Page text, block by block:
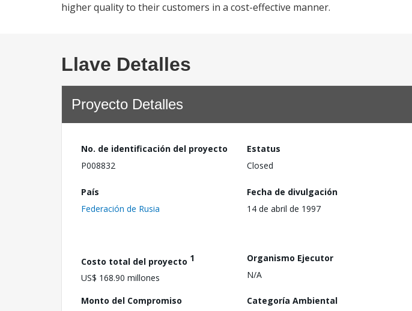
higher quality to their customers in a cost-effective manner.
Llave Detalles
Proyecto Detalles
No. de identificación del proyecto
P008832
Estatus
Closed
País
Federación de Rusia
Fecha de divulgación
14 de abril de 1997
Costo total del proyecto 1
US$ 168.90 millones
Organismo Ejecutor
N/A
Monto del Compromiso
Categoría Ambiental